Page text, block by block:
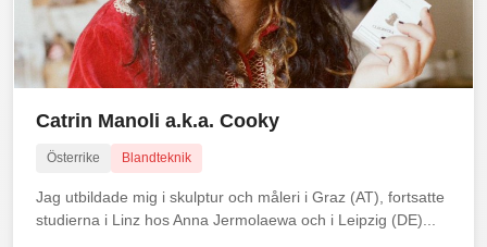
Catrin Manoli a.k.a. Cooky
Österrike Blandteknik
Jag utbildade mig i skulptur och måleri i Graz (AT), fortsatte
studierna i Linz hos Anna Jermolaewa och i Leipzig (DE)...